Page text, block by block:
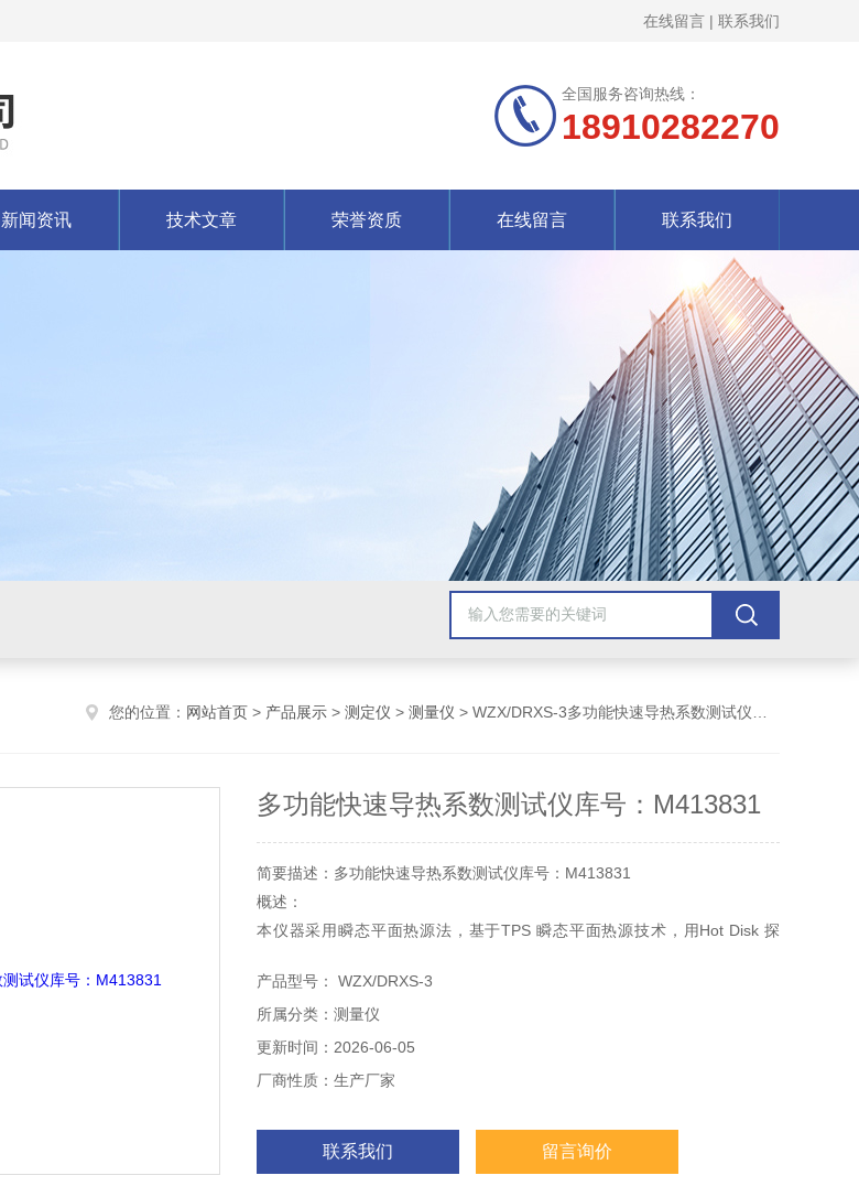
在线留言 | 联系我们
全国服务咨询热线：
18910282270
新闻资讯 技术文章 荣誉资质 在线留言 联系我们
您的位置： 网站首页 > 产品展示 > 测定仪 > 测量仪 > WZX/DRXS-3多功能快速导热系数测试仪库号：M413831
多功能快速导热系数测试仪库号：M413831
简要描述：多功能快速导热系数测试仪库号：M413831
概述：
本仪器采用瞬态平面热源法，基于TPS 瞬态平面热源技术，用Hot Disk 探
产品型号： WZX/DRXS-3
所属分类：测量仪
更新时间：2026-06-05
厂商性质：生产厂家
联系我们 留言询价